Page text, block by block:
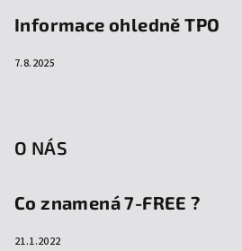
Informace ohledně TPO
7.8.2025
O NÁS
Co znamená 7-FREE ?
21.1.2022